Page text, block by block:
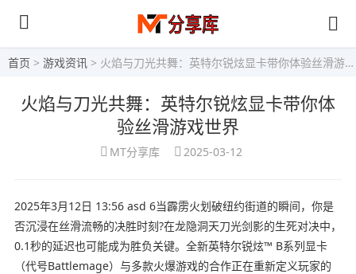
首页 > 游戏资讯 > 火焰与刀光共舞：英特尔锐炫显卡带你体验丝滑游戏世界
火焰与刀光共舞：英特尔锐炫显卡带你体
验丝滑游戏世界
MT分享库 2025-03-12
2025年3月12日 13:56 asd 6当霹雳火划破纽约街道的瞬间，你是
否沉浸在丝滑流畅的决胜时刻?在龙隐洞天刀光剑影的生死对决中，
0.1秒的延迟也可能成为胜负关键。全新英特尔锐炫™ B系列显卡
（代号Battlemage）与多款火爆游戏的合作正在重新定义玩家的